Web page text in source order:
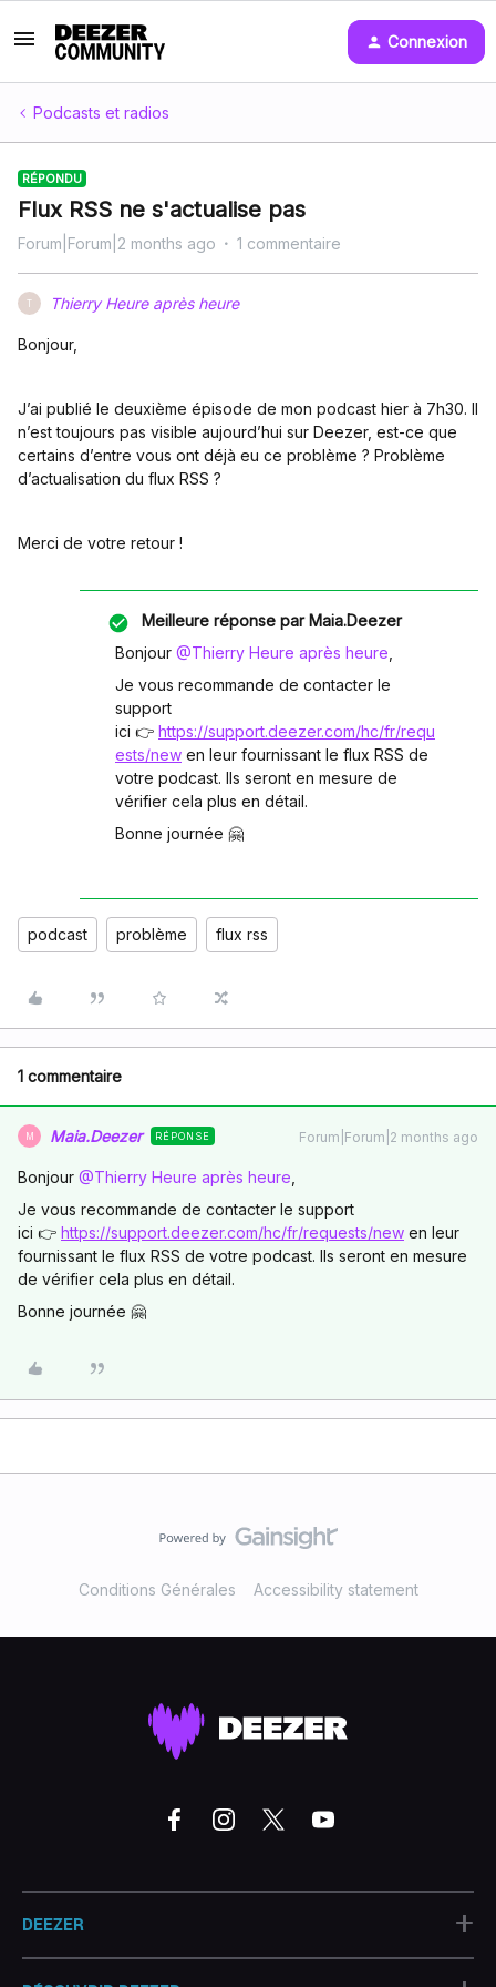
Connexion
Podcasts et radios
RÉPONDU
Flux RSS ne s'actualise pas
Forum|Forum|2 months ago 1 commentaire
T Thierry Heure après heure
Bonjour,
J’ai publié le deuxième épisode de mon podcast hier à 7h30. Il
n’est toujours pas visible aujourd’hui sur Deezer, est-ce que
certains d’entre vous ont déjà eu ce problème ? Problème
d’actualisation du flux RSS ?
Merci de votre retour !
Meilleure réponse parMaia.Deezer
Bonjour ​ @Thierry Heure après heure
Je vous recommande de contacter le
support
ici 👉 https://support.deezer.com/hc/fr/requ
ests/new en leur fournissant le flux RSS de
votre podcast. Ils seront en mesure de
vérifier cela plus en détail.
Bonne journée 🤗
podcast problème flux rss
1 commentaire
M Maia.Deezer RÉPONSE Forum|Forum|2 months ago
Bonjour ​ @Thierry Heure après heure
Je vous recommande de contacter le support
ici 👉 https://support.deezer.com/hc/fr/requests/new en leur
fournissant le flux RSS de votre podcast. Ils seront en mesure
de vérifier cela plus en détail.
Bonne journée 🤗
Conditions Générales Accessibility statement
DEEZER +